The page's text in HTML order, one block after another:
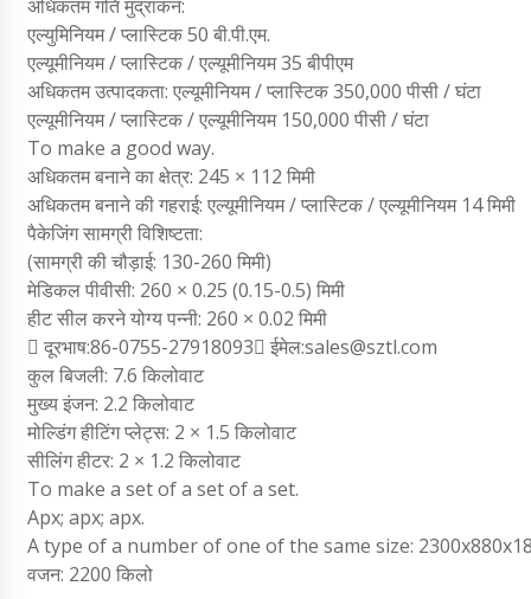
अधिकतम गति मुद्रांकन:
एल्युमिनियम / प्लास्टिक 50 बी.पी.एम.
एल्यूमीनियम / प्लास्टिक / एल्यूमीनियम 35 बीपीएम
अधिकतम उत्पादकता: एल्यूमीनियम / प्लास्टिक 350,000 पीसी / घंटा
एल्यूमीनियम / प्लास्टिक / एल्यूमीनियम 150,000 पीसी / घंटा
To make a good way.
अधिकतम बनाने का क्षेत्र: 245 × 112 मिमी
अधिकतम बनाने की गहराई: एल्यूमीनियम / प्लास्टिक / एल्यूमीनियम 14 मिमी
पैकेजिंग सामग्री विशिष्टता:
(सामग्री की चौड़ाई: 130-260 मिमी)
मेडिकल पीवीसी: 260 × 0.25 (0.15-0.5) मिमी
हीट सील करने योग्य पन्नी: 260 × 0.02 मिमी
 दूरभाष:86-0755-27918093 ईमेल:sales@sztl.com
कुल बिजली: 7.6 किलोवाट
मुख्य इंजन: 2.2 किलोवाट
मोल्डिंग हीटिंग प्लेट्स: 2 × 1.5 किलोवाट
सीलिंग हीटर: 2 × 1.2 किलोवाट
To make a set of a set of a set.
Apx; apx; apx.
A type of a number of one of the same size:
वजन: 2200 किलो